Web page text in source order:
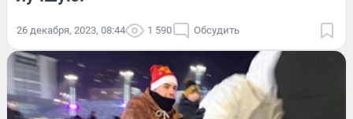
26 декабря, 2023, 08:44 1 590 Обсудить